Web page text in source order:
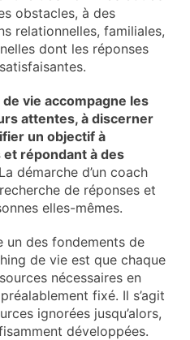
obstacles, à des
relationnelles, familiales,
dont les réponses
de vie accompagne les
attentes, à discerner
un objectif à
répondant à des
démarche d’un coach
de réponses et
elles-mêmes.
un des fondements de
de vie est que chaque
nécessaires en
fixé. Il s’agit
ignorées jusqu’alors,
développées.